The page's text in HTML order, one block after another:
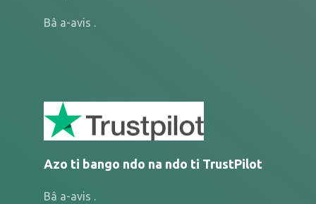
Bâ a-avis .
Azo ti bango ndo na ndo ti TrustPilot
Bâ a-avis .